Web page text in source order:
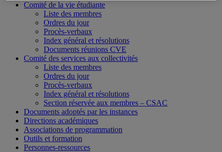
Comité de la vie étudiante
Liste des membres
Ordres du jour
Procès-verbaux
Index général et résolutions
Documents réunions CVE
Comité des services aux collectivités
Liste des membres
Ordres du jour
Procès-verbaux
Index général et résolutions
Section réservée aux membres – CSAC
Documents adoptés par les instances
Directions académiques
Associations de programmation
Outils et formation
Personnes-ressources